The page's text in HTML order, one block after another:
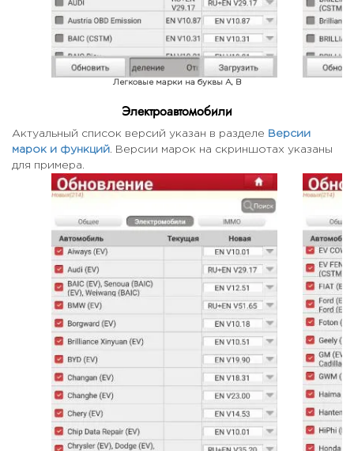
Легковые марки на буквы A, B
Электроавтомобили
Актуальный список версий указан в разделе Версии
марок и функций . Версии марок на скриншотах указаны
для примера.